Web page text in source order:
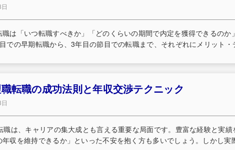
は「いつ転職すべきか」「どのくらいの期間で内定を獲得できるのか
での早期転職から、3年目の節目での転職まで、それぞれにメリット
転職の成功法則と年収交渉テクニック
職は、キャリアの集大成とも言える重要な局面です。豊富な経験と実
年収を維持できるか」といった不安を抱く方も多いでしょう。しかし実